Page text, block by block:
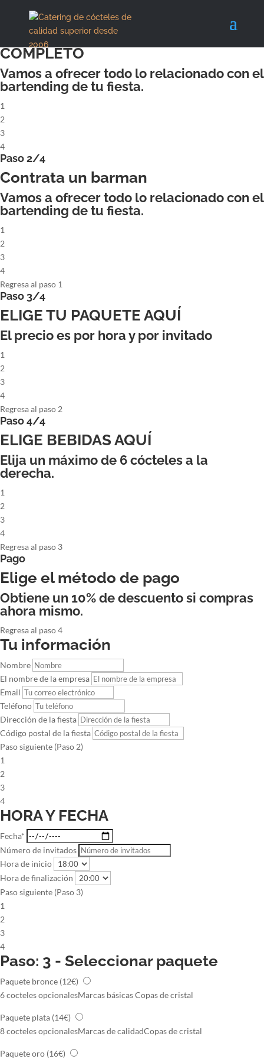
Paso 1/4
ALQUILA UN COCKTAILBAR
COMPLETO
Vamos a ofrecer todo lo relacionado con el
bartending de tu fiesta.
1
2
3
4
Paso 2/4
Contrata un barman
Vamos a ofrecer todo lo relacionado con el
bartending de tu fiesta.
1
2
3
4
Regresa al paso 1
Paso 3/4
ELIGE TU PAQUETE AQUÍ
El precio es por hora y por invitado
1
2
3
4
Regresa al paso 2
Paso 4/4
ELIGE BEBIDAS AQUÍ
Elija un máximo de 6cócteles a la
derecha.
1
2
3
4
Regresa al paso 3
Pago
Elige el método de pago
Obtiene un 10% de descuento si compras
ahora mismo.
Regresa al paso 4
Tu información
Nombre
El nombre de la empresa
Email
Teléfono
Dirección de la fiesta
Código postal de la fiesta
Paso siguiente (Paso 2)
1
2
3
4
HORA Y FECHA
Fecha*
Número de invitados
Hora de inicio
Hora de finalización
Paso siguiente (Paso 3)
1
2
3
4
Paso: 3 - Seleccionar paquete
Paquete bronce (12€)
6 cocteles opcionalesMarcas básicasCopas de cristal
Paquete plata (14€)
8 cocteles opcionalesMarcas de calidadCopas de cristal
Paquete oro (16€)